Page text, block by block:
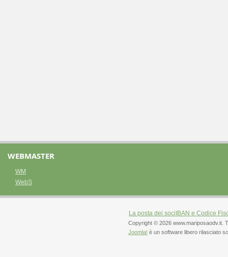
WEBMASTER
WM
WebS
La posta dei soci IBAN e Codice
Copyright © 2026 www.mariposaodv.it.
Joomla! è un software libero rilasciato